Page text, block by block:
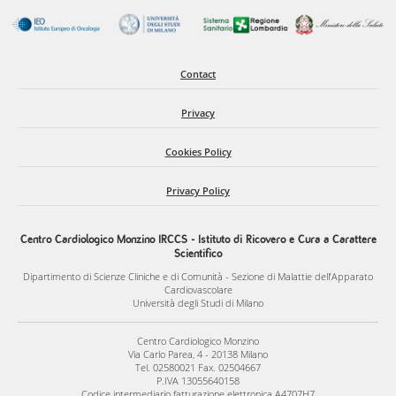
Contact
Privacy
Cookies Policy
Privacy Policy
Centro Cardiologico Monzino IRCCS - Istituto di Ricovero e Cura a Carattere
Scientifico
Dipartimento di Scienze Cliniche e di Comunità - Sezione di Malattie dell’Apparato
Cardiovascolare
Università degli Studi di Milano
Centro Cardiologico Monzino
Via Carlo Parea, 4 - 20138 Milano
Tel. 02580021 Fax. 02504667
P.IVA 13055640158